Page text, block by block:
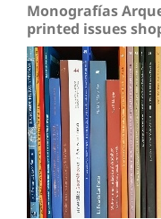
Monografías
printed issues